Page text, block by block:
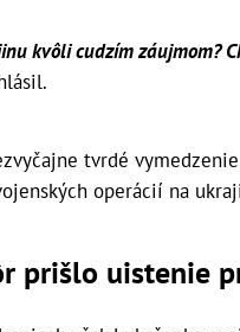
kvôli cudzím záujmom?
tvrdé
operácií na
prišlo uistenie